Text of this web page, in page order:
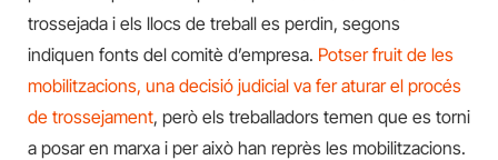
trossejada i els llocs de treball es perdin, segons
indiquen fonts del comitè d’empresa. Potser fruit de les
mobilitzacions, una decisió judicial va fer aturar el procés
de trossejament, però els treballadors temen que es torni
a posar en marxa i per això han reprès les mobilitzacions.